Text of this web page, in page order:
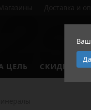
Ваш
Доставка и
ЦЕЛЬ СКИДКИ